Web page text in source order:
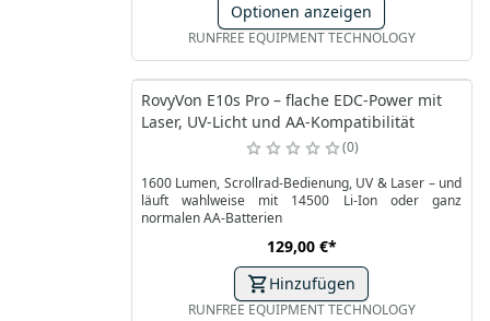
Optionen anzeigen
RUNFREE EQUIPMENT TECHNOLOGY
RovyVon E10s Pro – flache EDC‑Power mit
Laser, UV‑Licht und AA‑Kompatibilität
0
1600 Lumen, Scrollrad-Bedienung, UV & Laser – und
läuft wahlweise mit 14500 Li‑Ion oder ganz
normalen AA‑Batterien
129,00 €*
Hinzufügen
RUNFREE EQUIPMENT TECHNOLOGY